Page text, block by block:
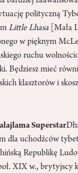
polityczną
Little Lhasa [Mała
w pięknym
ruchu
Będziesz mieć
klasztorów i
Superstar
dla uchodźców
Republikę
XIX w., brytyjscy